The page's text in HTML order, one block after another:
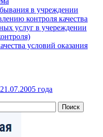
в учреждении
контроля качества
услуг в учереждении
условий оказания
года